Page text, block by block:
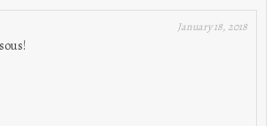
January 18, 2018